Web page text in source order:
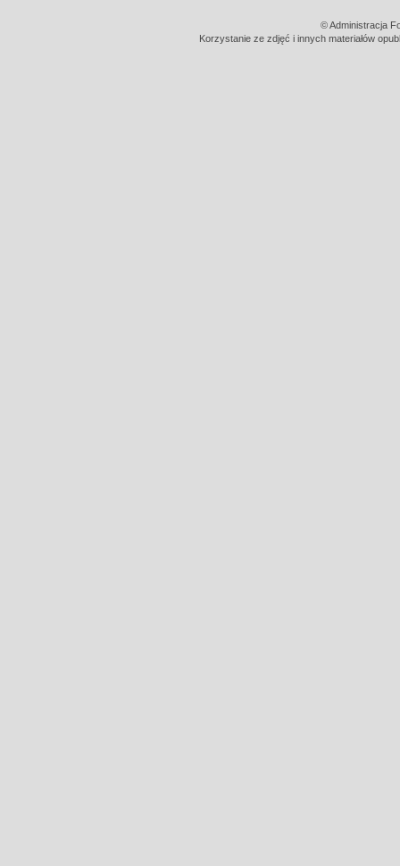
© Administracja
Korzystanie ze zdjęć i innych materiałów